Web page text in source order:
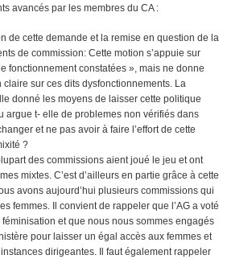
avancés par les membres du CA :
de cette demande et la remise en question de la
de commission: Cette motion s’appuie sur
fonctionnement constatées », mais ne donne
sur ces dits dysfonctionnements. La
donné les moyens de laisser cette politique
argue t- elle de problemes non vérifiés dans
et ne pas avoir à faire l’effort de cette
?
des commissions aient joué le jeu et ont
mixtes. C’est d’ailleurs en partie grâce à cette
avons aujourd’hui plusieurs commissions qui
femmes. Il convient de rappeler que l’AG a voté
et que nous nous sommes engagés
pour laisser un égal accès aux femmes et
dirigeantes. Il faut également rappeler